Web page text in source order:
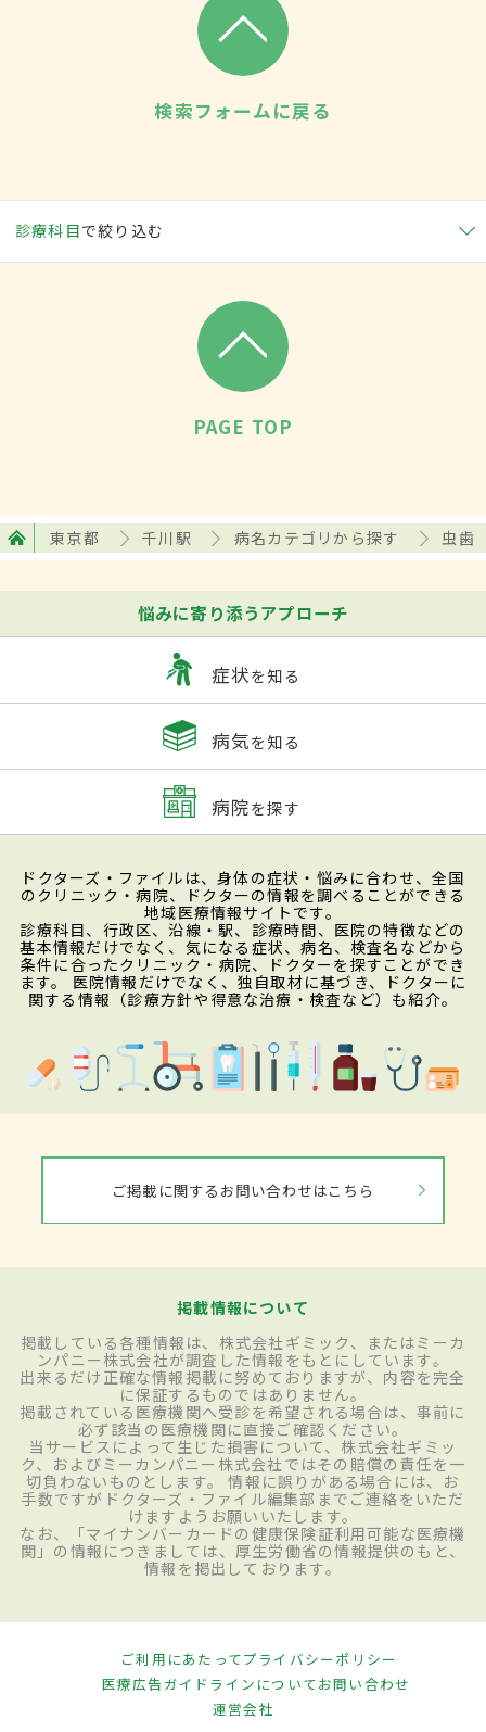
検索フォームに戻る
診療科目で絞り込む
PAGE TOP
東京都 千川駅 病名カテゴリから探す 虫歯
悩みに寄り添うアプローチ
症状を知る
病気を知る
病院を探す
ドクターズ・ファイルは、身体の症状・悩みに合わせ、全国
のクリニック・病院、ドクターの情報を調べることができる
地域医療情報サイトです。
診療科目、行政区、沿線・駅、診療時間、医院の特徴などの
基本情報だけでなく、気になる症状、病名、検査名などから
条件に合ったクリニック・病院、ドクターを探すことができ
ます。 医院情報だけでなく、独自取材に基づき、ドクターに
関する情報（診療方針や得意な治療・検査など）も紹介。
ご掲載に関するお問い合わせはこちら
掲載情報について
掲載している各種情報は、株式会社ギミック、またはミーカ
ンパニー株式会社が調査した情報をもとにしています。
出来るだけ正確な情報掲載に努めておりますが、内容を完全
に保証するものではありません。
掲載されている医療機関へ受診を希望される場合は、事前に
必ず該当の医療機関に直接ご確認ください。
当サービスによって生じた損害について、株式会社ギミッ
ク、およびミーカンパニー株式会社ではその賠償の責任を一
切負わないものとします。 情報に誤りがある場合には、お
手数ですがドクターズ・ファイル編集部までご連絡をいただ
けますようお願いいたします。
なお、「マイナンバーカードの健康保険証利用可能な医療機
関」の情報につきましては、厚生労働省の情報提供のもと、
情報を掲出しております。
ご利用にあたってプライバシーポリシー
医療広告ガイドラインについてお問い合わせ
運営会社